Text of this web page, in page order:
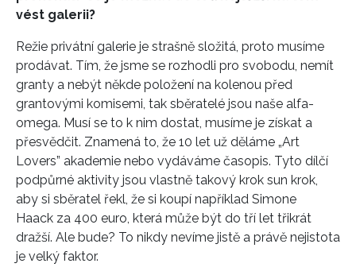
vést galerii?
Režie privátní galerie je strašně složitá, proto musíme
prodávat. Tím, že jsme se rozhodli pro svobodu, nemít
granty a nebýt někde položení na kolenou před
grantovými komisemi, tak sběratelé jsou naše alfa-
omega. Musí se to k nim dostat, musíme je získat a
přesvědčit. Znamená to, že 10 let už děláme „Art
Lovers” akademie nebo vydáváme časopis. Tyto dílčí
podpůrné aktivity jsou vlastně takový krok sun krok,
aby si sběratel řekl, že si koupí například Simone
Haack za 400 euro, která může být do tří let třikrát
dražší. Ale bude? To nikdy nevíme jistě a právě nejistota
je velký faktor.